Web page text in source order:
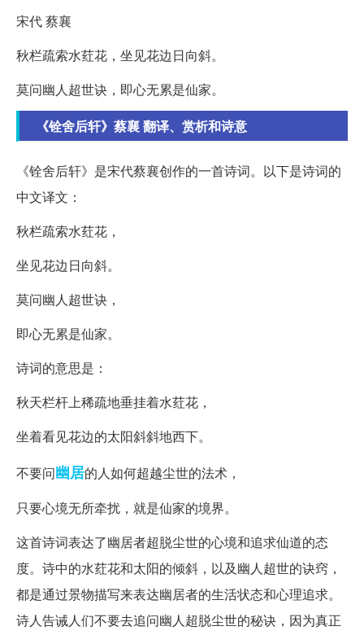
宋代 蔡襄
秋栏疏索水荭花，坐见花边日向斜。
莫问幽人超世诀，即心无累是仙家。
《铨舍后轩》蔡襄 翻译、赏析和诗意
《铨舍后轩》是宋代蔡襄创作的一首诗词。以下是诗词的
中文译文：
秋栏疏索水荭花，
坐见花边日向斜。
莫问幽人超世诀，
即心无累是仙家。
诗词的意思是：
秋天栏杆上稀疏地垂挂着水荭花，
坐着看见花边的太阳斜斜地西下。
不要问幽居的人如何超越尘世的法术，
只要心境无所牵扰，就是仙家的境界。
这首诗词表达了幽居者超脱尘世的心境和追求仙道的态
度。诗中的水荭花和太阳的倾斜，以及幽人超世的诀窍，
都是通过景物描写来表达幽居者的生活状态和心理追求。
诗人告诫人们不要去追问幽人超脱尘世的秘诀，因为真正